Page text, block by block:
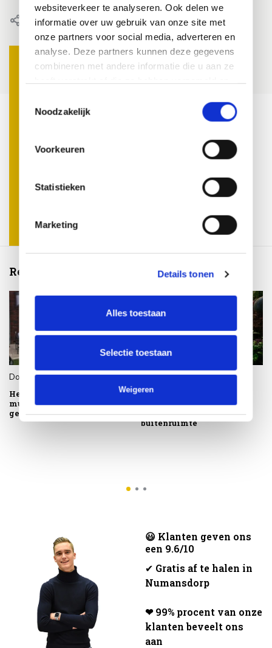
websiteverkeer te analyseren. Ook delen we
informatie over uw gebruik van onze site met
onze partners voor social media, adverteren en
analyse. Deze partners kunnen deze gegevens
combineren met andere informatie die u aan ze
Noodzakelijk
Voorkeuren
Statistieken
Marketing
Details tonen
Alles toestaan
Selectie toestaan
Weigeren
Delen
Duurzaamheid als nieuwe
Lees meer
Het gebruik van
karakter, eenvoud
veelzijdigheid
Lees meer
Recente artikelen
Door Roos,29 januari 2026
Het verschil tussen
mulchsoorten en hoe je ze
gebruikt.
DoorRoos,31 januari 2025
Tuinmeubeltrends 2025:
Stijlvolle en duurzame
keuzes voor jouw
buitenruimte
😃 Klanten geven ons
een 9.6/10
✔ Gratis af te halen in
Numansdorp
❤ 99% procent van onze
klanten beveelt ons
aan